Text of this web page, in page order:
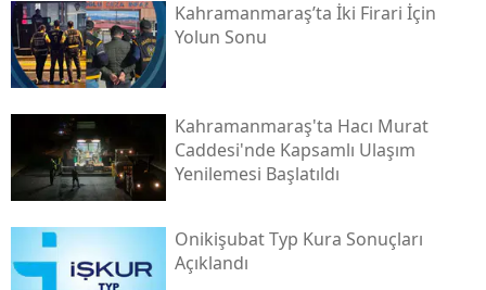
Kahramanmaraş’ta İki Firari İçin
Yolun Sonu
Kahramanmaraş'ta Hacı Murat
Caddesi'nde Kapsamlı Ulaşım
Yenilemesi Başlatıldı
Onikişubat Typ Kura Sonuçları
Açıklandı